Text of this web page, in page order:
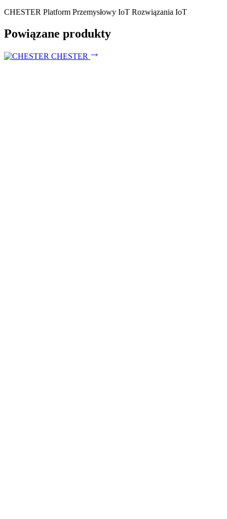
CHESTER Platform Przemysłowy IoT Rozwiązania IoT
Powiązane produkty
CHESTER